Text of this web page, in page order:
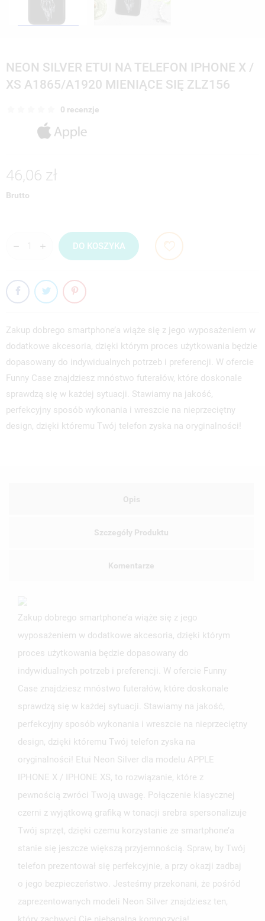
NEON SILVER ETUI NA TELEFON IPHONE X /
XS A1865/A1920 MIENIĄCE SIĘ ZLZ156
0 recenzje
46,06 zł
Brutto
DO KOSZYKA
Zakup dobrego smartphone’a wiąże się z jego wyposażeniem w
dodatkowe akcesoria, dzięki którym proces użytkowania będzie
dopasowany do indywidualnych potrzeb i preferencji. W ofercie
Funny Case znajdziesz mnóstwo futerałów, które doskonale
sprawdzą się w każdej sytuacji. Stawiamy na jakość,
perfekcyjny sposób wykonania i wreszcie na nieprzeciętny
design, dzięki któremu Twój telefon zyska na oryginalności!
Opis
Szczegóły Produktu
Komentarze
Zakup dobrego smartphone’a wiąże się z jego
wyposażeniem w dodatkowe akcesoria, dzięki którym
proces użytkowania będzie dopasowany do
indywidualnych potrzeb i preferencji. W ofercie Funny
Case znajdziesz mnóstwo futerałów, które doskonale
sprawdzą się w każdej sytuacji. Stawiamy na jakość,
perfekcyjny sposób wykonania i wreszcie na nieprzeciętny
design, dzięki któremu Twój telefon zyska na
oryginalności! Etui Neon Silver dla modelu APPLE
IPHONE X / IPHONE XS, to rozwiązanie, które z
pewnością zwróci Twoją uwagę. Połączenie klasycznej
czerni z wyjątkową grafiką w tonacji srebra spersonalizuje
Twój sprzęt, dzięki czemu korzystanie ze smartphone’a
stanie się jeszcze większą przyjemnością. Spraw, by Twój
telefon prezentował się perfekcyjnie, a przy okazji zadbaj
o jego bezpieczeństwo. Jesteśmy przekonani, że pośród
zaprezentowanych modeli Neon Silver znajdziesz ten,